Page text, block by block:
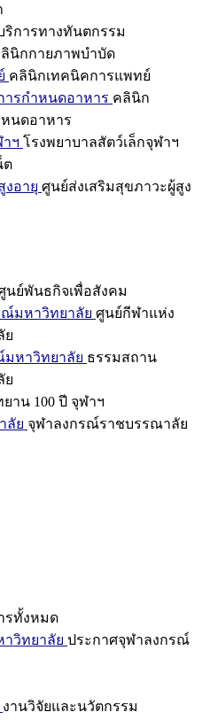
ริการทางทันตกรรม
นิกกายภาพบำบัด
คลินิกเทคนิคการแพทย์
รกำหนดอาหาร คลินิก
นดอาหาร
ฯ โรงพยาบาลสัตว์เล็กจุฬาฯ
ต
งอายุ ศูนย์ส่งเสริมสุขภาวะผู้สูง
นย์พันธกิจเพื่อสังคม
มหาวิทยาลัย ศูนย์กีฬาแห่ง
ย
หาวิทยาลัย ธรรมสถาน
ย
ยาน 100 ปี จุฬาฯ
ลัย จุฬาลงกรณ์ราชบรรณาลัย
รทั้งหมด
วิทยาลัย ประกาศจุฬาลงกรณ์
งานวิจัยและนวัตกรรม